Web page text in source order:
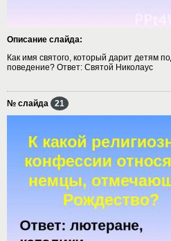
Описание слайда:
Как имя святого, который дарит детям
поведение? Ответ: Святой Николаус
№ слайда 21